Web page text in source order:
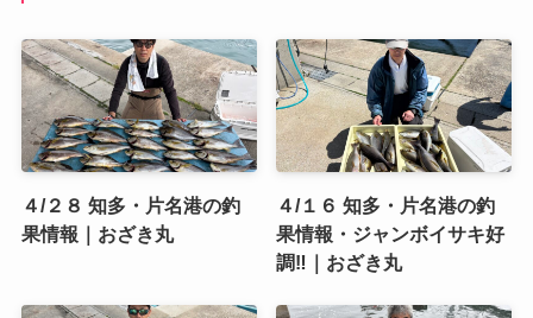
４/２８ 知多・片名港の釣
果情報｜おざき丸
４/１６ 知多・片名港の釣
果情報・ジャンボイサキ好
調‼️｜おざき丸